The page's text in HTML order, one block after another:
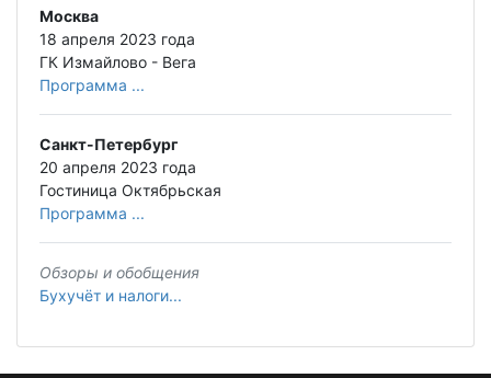
Москва
18 апреля 2023 года
ГК Измайлово - Вега
Программа ...
Санкт-Петербург
20 апреля 2023 года
Гостиница Октябрьская
Программа ...
Обзоры и обобщения
Бухучёт и налоги...